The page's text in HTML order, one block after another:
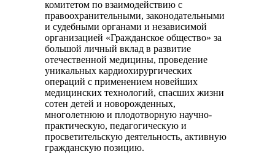
комитетом по взаимодействию с
правоохранительными, законодательными
и судебными органами и независимой
организацией «Гражданское общество» за
большой личный вклад в развитие
отечественной медицины, проведение
уникальных кардиохирургических
операций с применением новейших
медицинских технологий, спасших жизни
сотен детей и новорожденных,
многолетнюю и плодотворную научно-
практическую, педагогическую и
просветительскую деятельность, активную
гражданскую позицию.